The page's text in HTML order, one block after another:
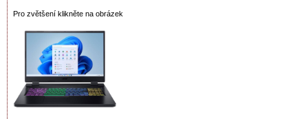
Pro zvětšení klikněte na obrázek